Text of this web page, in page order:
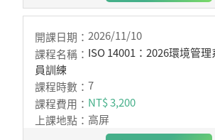
2026/11/10
ISO 14001：2026環境管
員訓練
7
NT$ 3,200
高屏